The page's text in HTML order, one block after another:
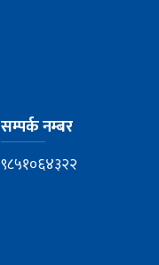
सम्पर्क नम्बर
९८५१०६४३२२